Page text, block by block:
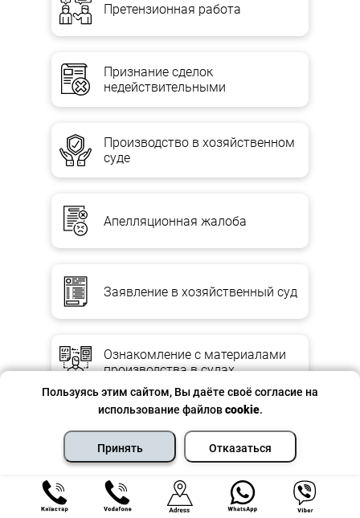
Претензионная работа
Признание сделок
недействительными
Производство в хозяйственном
суде
Апелляционная жалоба
Заявление в хозяйственный суд
Ознакомление с материалами
производства в судах
суд
Уступка прав требования
Пользуясь этим сайтом, Вы даёте своё согласие на
использование файловcookie.
Принять Отказаться